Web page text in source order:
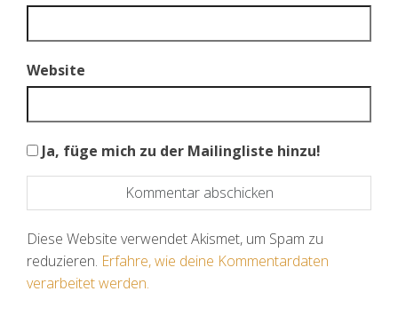
Website
Ja, füge mich zu der Mailingliste hinzu!
Diese Website verwendet Akismet, um Spam zu
reduzieren. Erfahre, wie deine Kommentardaten
verarbeitet werden.